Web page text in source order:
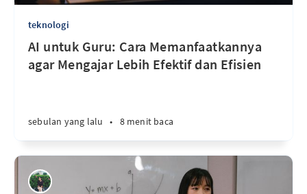
teknologi
AI untuk Guru: Cara Memanfaatkannya
agar Mengajar Lebih Efektif dan Efisien
sebulan yang lalu • 8 menit baca